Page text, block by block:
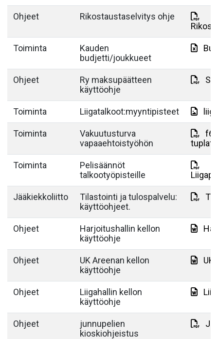
Ohjeet
Rikostaustaselvitys ohje
Toiminta
Kauden
budjetti/joukkueet
Ohjeet
Ry maksupäätteen
käyttöohje
Toiminta Liigatalkoot:myyntipisteet
Toiminta
Vakuutusturva
vapaaehtoistyöhön
Toiminta
Pelisäännöt
talkootyöpisteille
Jääkiekkoliitto
Tilastointi ja tulospalvelu:
käyttöohjeet.
Ohjeet
Harjoitushallin kellon
käyttöohje
Ohjeet
UK Areenan kellon
käyttöohje
UK
Ohjeet
Liigahallin kellon
käyttöohje
Ohjeet
junnupelien
kioskiohjeistus